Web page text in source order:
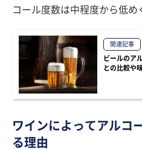
コール度数は中程度から低め
関連記事
ビールのア
との比較や
ワインによってアルコ
る理由